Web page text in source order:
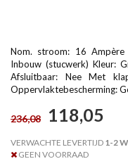
Nom. stroom: 16 Ampère
Inbouw (stucwerk) Kleur:
Afsluitbaar: Nee Met
Oppervlaktebescherming:
236,08 118,05
VERWACHTE LEVERTIJD 1-2
GEEN VOORRAAD